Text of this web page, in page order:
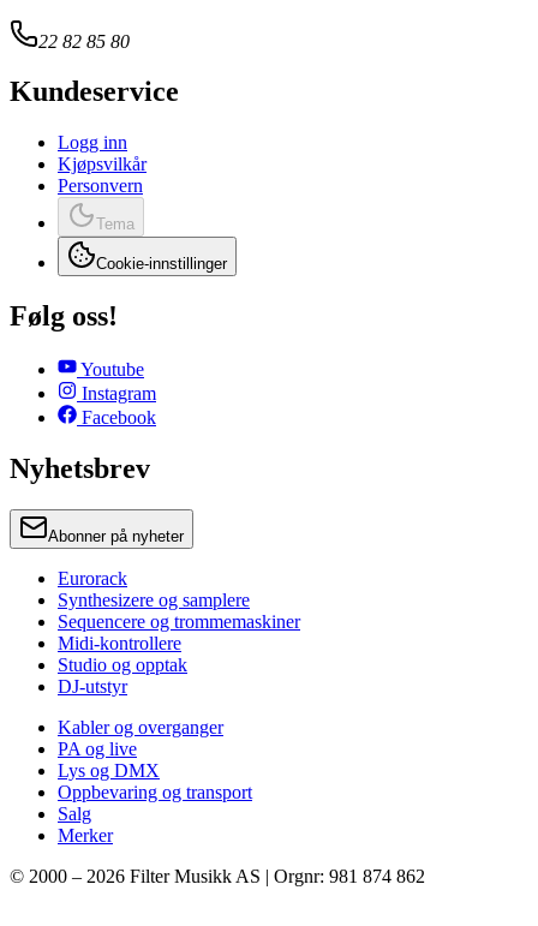
22 82 85 80
Kundeservice
Logg inn
Kjøpsvilkår
Personvern
Tema
Cookie-innstillinger
Følg oss!
Youtube
Instagram
Facebook
Nyhetsbrev
Abonner på nyheter
Eurorack
Synthesizere og samplere
Sequencere og trommemaskiner
Midi-kontrollere
Studio og opptak
DJ-utstyr
Kabler og overganger
PA og live
Lys og DMX
Oppbevaring og transport
Salg
Merker
© 2000 – 2026 Filter Musikk AS | Orgnr: 981 874 862